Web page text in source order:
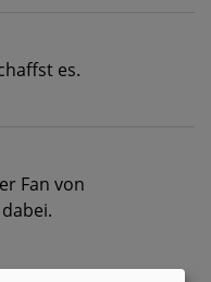
es.
Fan von